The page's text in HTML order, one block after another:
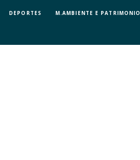
DEPORTES M.AMBIENTE E PATRIMONIO